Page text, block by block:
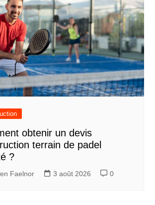
obtenir un devis
terrain de padel
?
Faelnor 3 août 2026 0